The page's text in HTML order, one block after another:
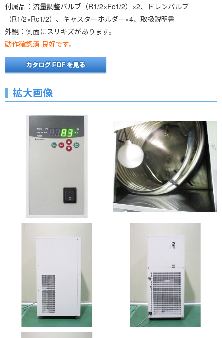
付属品：流量調整バルブ（R1/2×Rc1/2）×2、ドレンバルブ
（R1/2×Rc1/2）、キャスターホルダー×4、取扱説明書
外観：側面にスリキズがあります。
動作確認済 良好です。
拡大画像